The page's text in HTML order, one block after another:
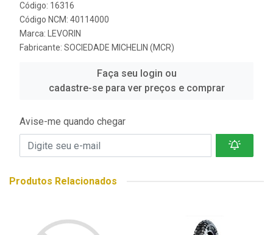
Código: 16316
Código NCM: 40114000
Marca:
LEVORIN
Fabricante: SOCIEDADE MICHELIN (MCR)
Faça seu login ou
cadastre-se para ver preços e comprar
Avise-me quando chegar
Produtos Relacionados